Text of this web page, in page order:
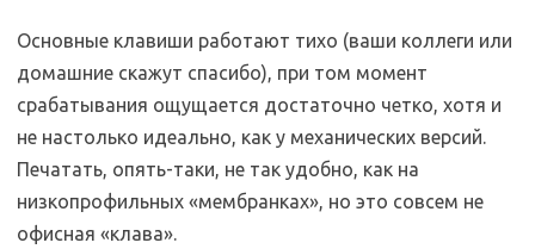
Основные клавиши работают тихо (ваши коллеги или
домашние скажут спасибо), при том момент
срабатывания ощущается достаточно четко, хотя и
не настолько идеально, как у механических версий.
Печатать, опять-таки, не так удобно, как на
низкопрофильных «мембранках», но это совсем не
офисная «клава».